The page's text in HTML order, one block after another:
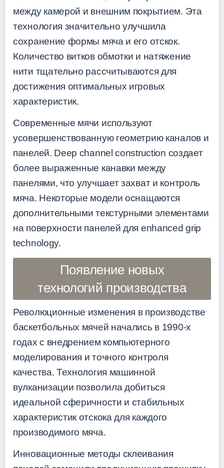
между камерой и внешним покрытием. Эта
технология значительно улучшила
сохранение формы мяча и его отскок.
Количество витков обмотки и натяжение
нити тщательно рассчитываются для
достижения оптимальных игровых
характеристик.
Современные мячи используют
усовершенствованную геометрию каналов и
панелей. Deep channel construction создает
более выраженные канавки между
панелями, что улучшает захват и контроль
мяча. Некоторые модели оснащаются
дополнительными текстурными элементами
на поверхности панелей для enhanced grip
technology.
Появление новых
технологий производства
Революционные изменения в производстве
баскетбольных мячей начались в 1990-х
годах с внедрением компьютерного
моделирования и точного контроля
качества. Технология машинной
вулканизации позволила добиться
идеальной сферичности и стабильных
характеристик отскока для каждого
производимого мяча.
Инновационные методы склеивания